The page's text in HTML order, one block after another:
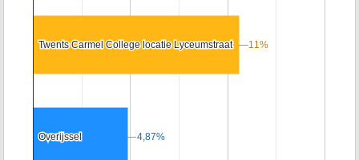
Twents Carmel College locatie Lyceumstraat
Twents Carmel College locatie Lyceumstraat
Overijssel
Overijssel
11%
11%
4,87%
4,87%